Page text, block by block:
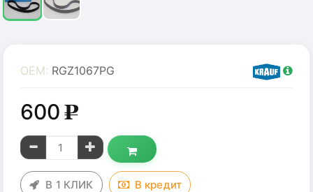
OEM: RGZ1067PG
600g
В 1 КЛИК В кредит